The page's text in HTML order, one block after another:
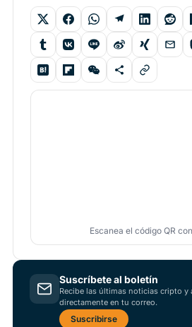
Escanea el código QR
Suscríbete al boletín
Recibe las últimas noticias cripto y
directamente en tu correo.
Suscribirse